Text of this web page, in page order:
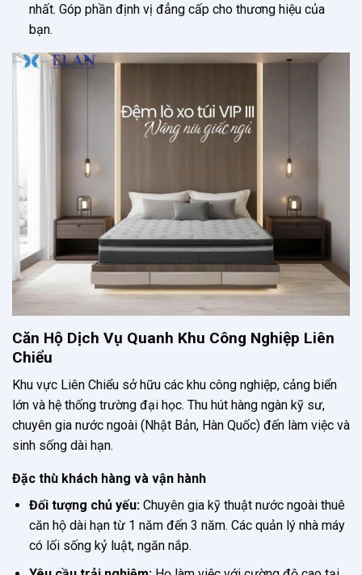
nhất. Góp phần định vị đẳng cấp cho thương hiệu của
bạn.
Căn Hộ Dịch Vụ Quanh Khu Công Nghiệp Liên
Chiểu
Khu vực Liên Chiểu sở hữu các khu công nghiệp, cảng biển
lớn và hệ thống trường đại học. Thu hút hàng ngàn kỹ sư,
chuyên gia nước ngoài (Nhật Bản, Hàn Quốc) đến làm việc và
sinh sống dài hạn.
Đặc thù khách hàng và vận hành
Đối tượng chủ yếu:Chuyên gia kỹ thuật nước ngoài thuê
căn hộ dài hạn từ 1 năm đến 3 năm. Các quản lý nhà máy
có lối sống kỷ luật, ngăn nắp.